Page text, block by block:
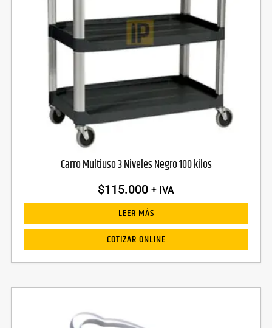
Carro Multiuso 3 Niveles Negro 100 kilos
$115.000 + IVA
LEER MÁS
COTIZAR ONLINE